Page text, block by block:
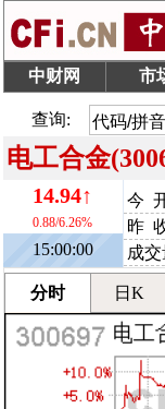
中财网 市
查询:
电工合金
14.94↑
0.88/6.26%
15:00:00
今
昨
成
分时 日K